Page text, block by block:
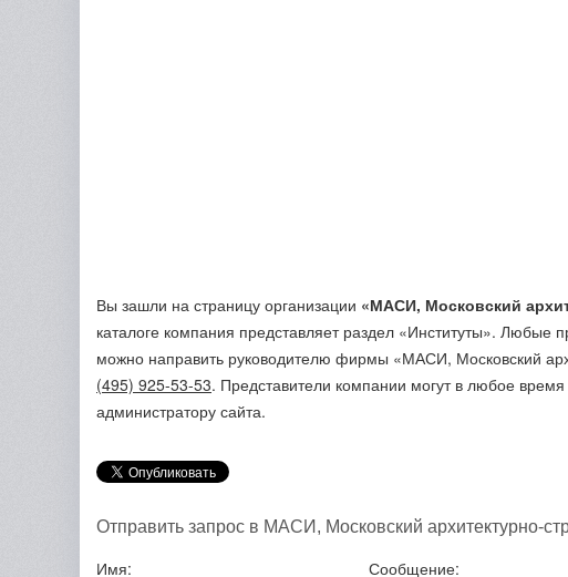
Вы зашли на страницу организации «МАСИ, Московский
каталоге компания представляет раздел «Институты». Любые
можно направить руководителю фирмы «МАСИ, Московский
(495) 925-53-53. Представители компании могут в любое
администратору сайта.
Отправить запрос в МАСИ, Московский архитектурно-
Имя: Сообщение: